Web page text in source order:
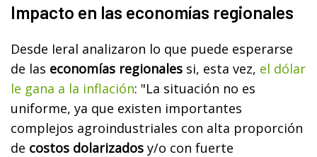
Impacto en las economías regionales
Desde Ieral analizaron lo que puede esperarse
de las economías regionales si, esta vez, el dólar
le gana a la inflación: "La situación no es
uniforme, ya que existen importantes
complejos agroindustriales con alta proporción
de costos dolarizados y/o con fuerte